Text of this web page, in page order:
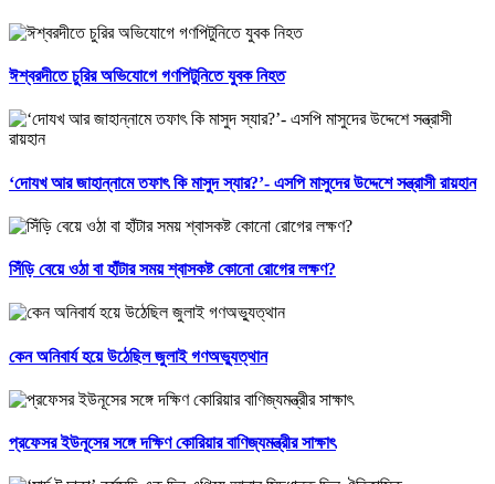
ঈশ্বরদীতে চুরির অভিযোগে গণপিটুনিতে যুবক নিহত
‘দোযখ আর জাহান্নামে তফাৎ কি মাসুদ স্যার?’- এসপি মাসুদের উদ্দেশে সন্ত্রাসী রায়হান
সিঁড়ি বেয়ে ওঠা বা হাঁটার সময় শ্বাসকষ্ট কোনো রোগের লক্ষণ?
কেন অনিবার্য হয়ে উঠেছিল জুলাই গণঅভ্যুত্থান
প্রফেসর ইউনূসের সঙ্গে দক্ষিণ কোরিয়ার বাণিজ্যমন্ত্রীর সাক্ষাৎ